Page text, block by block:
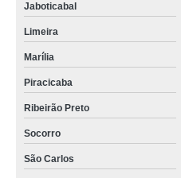
Jaboticabal
Limeira
Marília
Piracicaba
Ribeirão Preto
Socorro
São Carlos